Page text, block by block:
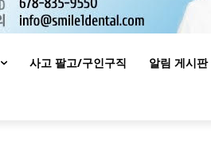
사고 팔고/구인구직 알림 게시판